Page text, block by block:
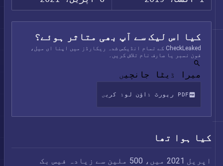
کیا اس لیک سے آپ بھی متاثر ہوئے؟
CheckLeaked کے تمام انڈیکس شدہ ریکارڈز میں اپنا ای میل،
فون نمبر یا صارف نام تلاش کریں۔
میرا ڈیٹا جانچیں
PDF رپورٹ ڈاؤن لوڈ کریں
کیا ہوا تھا
اپریل 2021 میں، 500 ملین سے زیادہ فیس بک